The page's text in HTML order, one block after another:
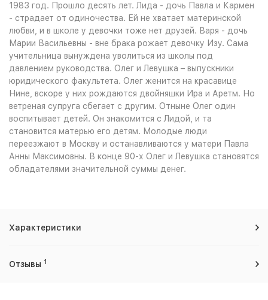
1983 год. Прошло десять лет. Лида - дочь Павла и Кармен
- страдает от одиночества. Ей не хватает материнской
любви, и в школе у девочки тоже нет друзей. Варя - дочь
Марии Васильевны - вне брака рожает девочку Изу. Сама
учительница вынуждена уволиться из школы под
давлением руководства. Олег и Левушка – выпускники
юридического факультета. Олег женится на красавице
Нине, вскоре у них рождаются двойняшки Ира и Аретм. Но
ветреная супруга сбегает с другим. Отныне Олег один
воспитывает детей. Он знакомится с Лидой, и та
становится матерью его детям. Молодые люди
переезжают в Москву и останавливаются у матери Павла
Анны Максимовны. В конце 90-х Олег и Левушка становятся
обладателями значительной суммы денег.
Характеристики
Отзывы 1